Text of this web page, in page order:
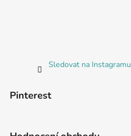
Sledovat na Instagramu
Pinterest